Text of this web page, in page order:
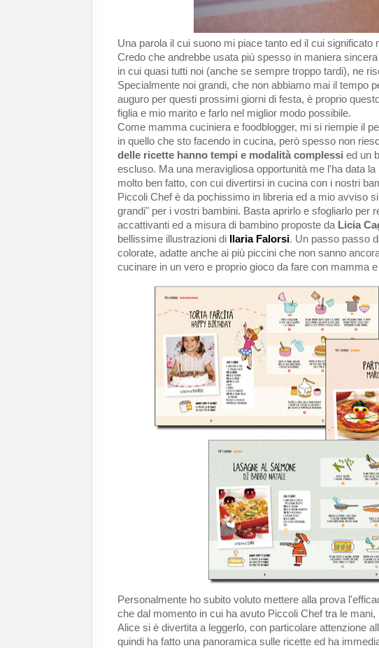
Una parola il cui suono mi piace tanto ed il cui significato
Credo che andrebbe usata più spesso in maniera
in cui quasi tutti noi (anche se sempre troppo tardi), ne
Specialmente noi grandi, che non abbiamo mai il tempo
auguro per questi prossimi giorni di festa, è proprio
figlia e mio marito e farlo nel miglior modo possibile.
Come mamma cuciniera e foodblogger, mi si riempie il
in quello che sto facendo in cucina, però spesso non
delle ricette hanno tempi e modalità complessi ed un
escluso. Ma una meravigliosa opportunità me l'ha data la
molto ben fatto, con cui divertirsi in cucina con i nostri
Piccoli Chef è da pochissimo in libreria ed a mio avviso
grandi" per i vostri bambini. Basta aprirlo e sfogliarlo per
accattivanti ed a misura di bambino proposte da Licia
bellissime illustrazioni di Ilaria Falorsi. Un passo passo
colorate, adatte anche ai più piccini che non sanno
cucinare in un vero e proprio gioco da fare con mamma
Personalmente ho subito voluto mettere alla prova
che dal momento in cui ha avuto Piccoli Chef tra le
Alice si è divertita a leggerlo, con particolare attenzione
quindi ha fatto una panoramica sulle ricette ed ha